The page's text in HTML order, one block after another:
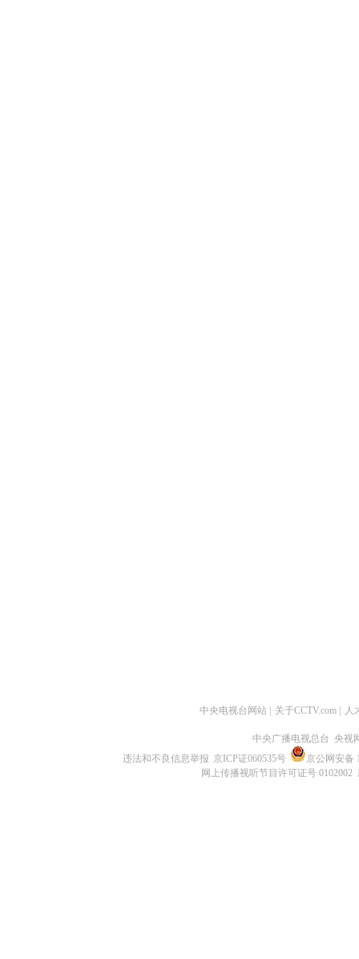
中央电视台网站 关于CCTV.com 人
中央广播电视总台 央视
违法和不良信息举报 京ICP证060535号
京公网安备
网上传播视听节目许可证号 0102002